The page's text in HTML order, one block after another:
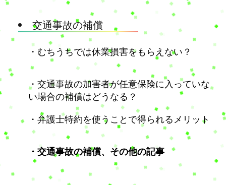
交通事故の補償
・むちうちでは休業損害をもらえない？
・交通事故の加害者が任意保険に入っていな
い場合の補償はどうなる？
・弁護士特約を使うことで得られるメリット
・交通事故の補償、その他の記事